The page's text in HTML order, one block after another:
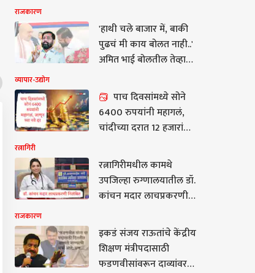
राजकारण
'हाथी चले बाजार में, बाकी
पुढचं मी काय बोलत नाही..'
अमित भाई बोलतील तेव्हा
त्यांना देशभक्ती दुसऱ्यांनी
शिकवायची गरज नाही,
मोदीजींच्या निवासाबाहेर
आंदोलन षड्यंत्र : एकनाथ
व्यापार-उद्योग
पाच दिवसांमध्ये सोने
6400 रुपयांनी महागलं,
चांदीच्या दरात 12 हजारांची
नवे दर
रत्नागिरी
रत्नागिरीमधील कामथे
उपजिल्हा रुग्णालयातील डॉ.
कांचन मदार लाचप्रकरणी
कारवाई
राजकारण
इकडं संजय राऊतांचे केंद्रीय
शिक्षण मंत्रीपदासाठी
फडणवीसांवरून दाव्यांवर